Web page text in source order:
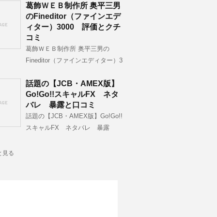
葛飾ＷＥＢ制作所 奥平三男
のFineditor（ファインエデ
ィター）3000 評価とクチ
コミ
葛飾ＷＥＢ制作所 奥平三男の
Fineditor（ファインエディター）3
話題の【JCB・AMEX版】
Go!Go!!スキャルFX ネタ
バレ 暴露と口コミ
話題の【JCB・AMEX版】Go!Go!!
スキャルFX ネタバレ 暴露
見る